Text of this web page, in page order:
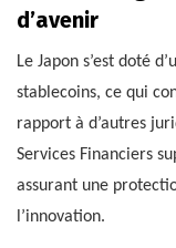
d’avenir
Le Japon s’est doté
stablecoins, ce qui
rapport à d’autres
Services Financiers
assurant une
l’innovation.